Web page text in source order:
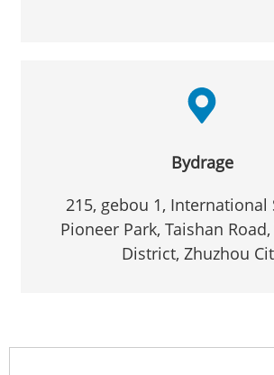
Bydrage
215, gebou 1, International
Pioneer Park, Taishan
District, Zhuzhou